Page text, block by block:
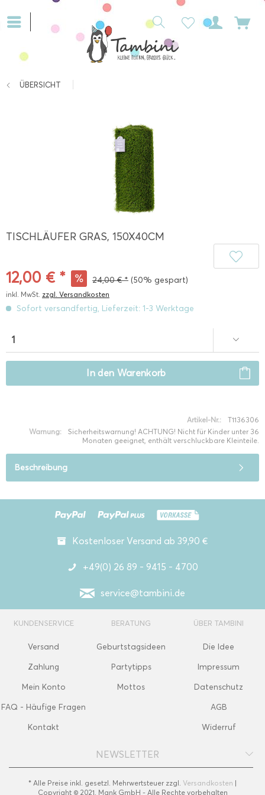
ÜBERSICHT
TISCHLÄUFER GRAS, 150X40CM
12,00 € * 24,00 € * (50% gespart)
inkl. MwSt. zzgl. Versandkosten
Sofort versandfertig, Lieferzeit: 1-3 Werktage
In den Warenkorb
Artikel-Nr.:
T1136306
Warnung:
Sicherheitswarnung! ACHTUNG! Nicht für Kinder unter 36
Monaten geeignet, enthält verschluckbare Kleinteile.
Beschreibung
Kostenloser Versand ab 39,90 €
+49(0) 26 89 - 9415 - 4700
service@tambini.de
KUNDENSERVICE
Versand
Zahlung
Mein Konto
FAQ - Häufige Fragen
Kontakt
BERATUNG
Geburtstagsideen
Partytipps
Mottos
ÜBER TAMBINI
Die Idee
Impressum
Datenschutz
AGB
Widerruf
NEWSLETTER
* Alle Preise inkl. gesetzl. Mehrwertsteuer zzgl. Versandkosten |
Copyright © 2021, Mank GmbH - Alle Rechte vorbehalten